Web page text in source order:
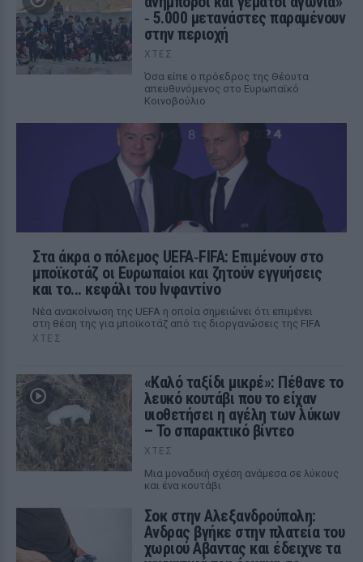
‑ 5.000 μετανάστες παραμένουν
στην περιοχή
ΧΤΕΣ
Όσα είπε ο πρόεδρος της Θέουτα
απευθυνόμενος στο Ευρωπαϊκό
Κοινοβούλιο
Στα άκρα ο πόλεμος UEFA‑FIFA: Επιμένουν στο
μποϊκοτάζ οι Ευρωπαίοι και ζητούν εγγυήσεις
και το... κεφάλι του Ινφαντίνο
Νέα ανακοίνωση της UEFA η οποία σημειώνει ότι επιμένει
στη θέση της για μποϊκοτάζ από τις διοργανώσεις της FIFA
ΧΤΕΣ
«Καλό ταξίδι μικρέ»: Πέθανε το
λευκό κουτάβι που το είχαν
υιοθετήσει η αγέλη των λύκων
– Το σπαρακτικό βίντεο
ΧΤΕΣ
Μια μοναδική σχέση ανάμεσα σε λύκους
και ένα κουτάβι
Σοκ στην Αλεξανδρούπολη:
Ανδρας βγήκε στην πλατεία του
χωριού Αβαντας και έδειχνε τα